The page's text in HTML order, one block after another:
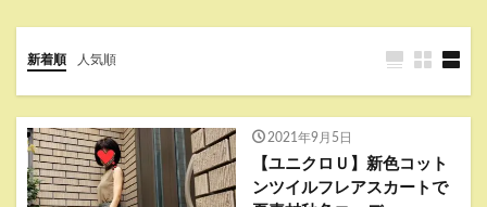
新着順 人気順
2021年9月5日
【ユニクロＵ】新色コット
ンツイルフレアスカートで